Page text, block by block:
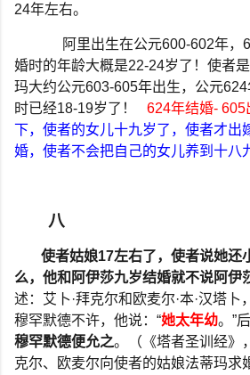
24年左右。
阿里出生在公元600-602年，
婚时的年龄大概是22-24岁了！使者是
玛大约公元603-605年出生，公元624
时已经18-19岁了！ 624年结婚- 605
下，使者的女儿十九岁了，使者才出
婚，使者不会把自己的女儿养到十八
八
使者姑娘17左右了，使者说她还
么，他和阿伊莎九岁结婚就不说阿伊
述：艾卜·拜克尔和欧麦尔·本·汉塔卜
穆罕默德不许，他说： “她太年幼。 ”
穆罕默德便允之。（《塔者圣训经》
克尔、欧麦尔向使者的姑娘法蒂玛求